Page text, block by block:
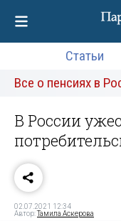
Статьи
Все о пенсиях в
В России
02.07.2021 12:34
Автор:Тамила Аскерова